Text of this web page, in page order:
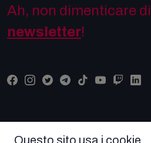
Ah, non dimenticare di
newsletter!
Questo sito usa i cookie